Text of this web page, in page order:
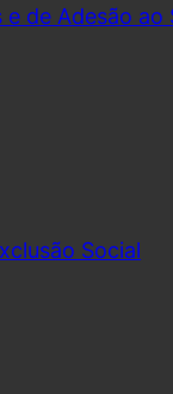
de Adesão
Social